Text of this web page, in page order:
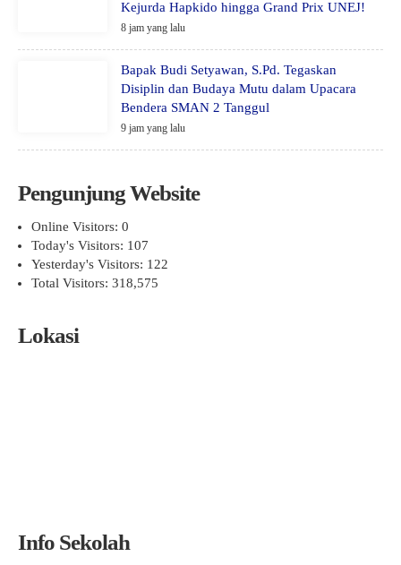
Kejurda Hapkido hingga Grand Prix UNEJ!
8 jam yang lalu
Bapak Budi Setyawan, S.Pd. Tegaskan
Disiplin dan Budaya Mutu dalam Upacara
Bendera SMAN 2 Tanggul
9 jam yang lalu
Pengunjung Website
Online Visitors: 0
Today's Visitors: 107
Yesterday's Visitors: 122
Total Visitors: 318,575
Lokasi
Info Sekolah